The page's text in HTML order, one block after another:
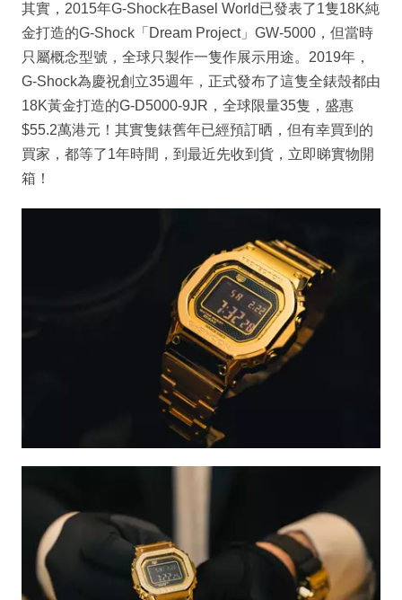
其實，2015年G-Shock在Basel World已發表了1隻18K純
金打造的G-Shock「Dream Project」GW-5000，但當時
只屬概念型號，全球只製作一隻作展示用途。2019年，
G-Shock為慶祝創立35週年，正式發布了這隻全錶殼都由
18K黃金打造的G-D5000-9JR，全球限量35隻，盛惠
$55.2萬港元！其實隻錶舊年已經預訂晒，但有幸買到的
買家，都等了1年時間，到最近先收到貨，立即睇實物開
箱！